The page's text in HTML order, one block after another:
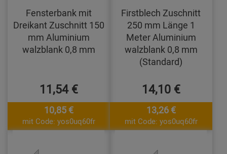
Fensterbank mit
Dreikant Zuschnitt 150
mm Aluminium
walzblank 0,8 mm
11,54 €
10,85 €
mit Code: yos0uq60fr
Firstblech Zuschnitt
250 mm Länge 1
Meter Aluminium
walzblank 0,8 mm
(Standard)
14,10 €
13,26 €
mit Code: yos0uq60fr